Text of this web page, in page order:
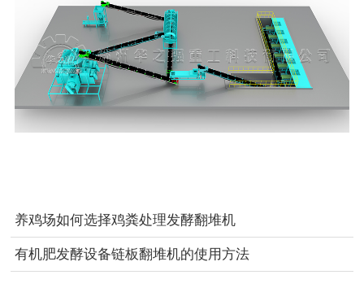
养鸡场如何选择鸡粪处理发酵翻堆机
有机肥发酵设备链板翻堆机的使用方法